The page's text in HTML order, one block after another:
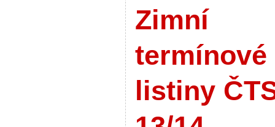
Zimní
termínové
listiny